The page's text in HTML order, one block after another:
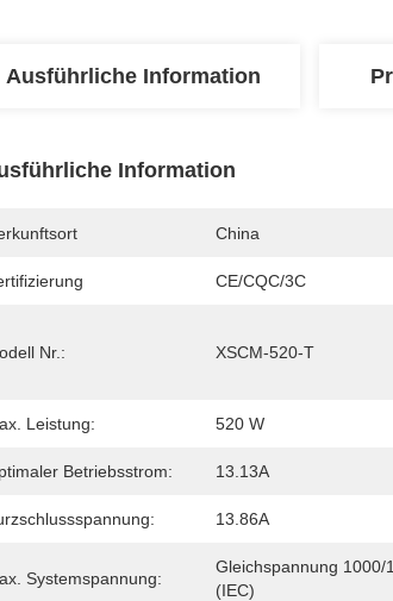
Ausführliche Information
Information
China
CE/CQC/3C
Nr.: XSCM-520-T
Leistung: 520 W
Betriebsstrom: 13.13A
13.86A
Systemspannung:
Gleichspannung 1000/
(IEC)